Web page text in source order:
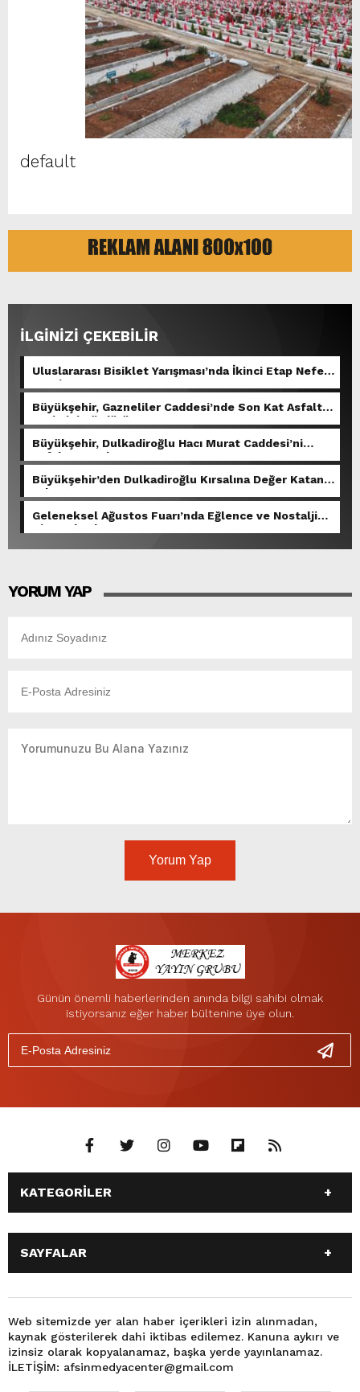
default
İLGİNİZİ ÇEKEBİLİR
Uluslararası Bisiklet Yarışması’nda İkinci Etap Nefes
Kesti.
Büyükşehir, Gazneliler Caddesi’nde Son Kat Asfalt
Serimini Sürdürüyor.
Büyükşehir, Dulkadiroğlu Hacı Murat Caddesi’ni
Asfalta Hazırlıyor.
Büyükşehir’den Dulkadiroğlu Kırsalına Değer Katan
Yol Yatırımı.
Geleneksel Ağustos Fuarı’nda Eğlence ve Nostalji
Bir Aradaydı.
YORUM YAP
Yorum Yap
Günün önemli haberlerinden anında bilgi sahibi olmak
istiyorsanız eğer haber bültenine üye olun.
KATEGORİLER
ANASAYFA
GÜNDEM
SİYASET
SPOR
EKONOMİ
TEKNOLOJİ
3. SAYFA
BÜYÜKŞEHİR BELEDİYESİ
DÜNYA
FOTO GALERİ
KÜLTÜR SANAT
MAGAZİN
OTOMOBİL
SAYFALAR
SİYASET
EĞİTİM
SPOR
EKONOMİ
TEKNOLOJİ
3. SAYFA
Web sitemizde yer alan haber içerikleri izin alınmadan,
kaynak gösterilerek dahi iktibas edilemez. Kanuna aykırı ve
izinsiz olarak kopyalanamaz, başka yerde yayınlanamaz.
İLETİŞİM: afsinmedyacenter@gmail.com